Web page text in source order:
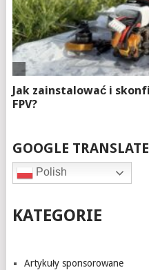
GOOGLE TRANSLATE
Polish
KATEGORIE
Artykuły sponsorowane